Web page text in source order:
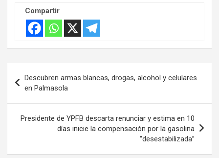
Compartir
de
entradas
Descubren armas blancas, drogas, alcohol y celulares
en Palmasola
Presidente de YPFB descarta renunciar y estima en 10
días inicie la compensación por la gasolina
“desestabilizada”